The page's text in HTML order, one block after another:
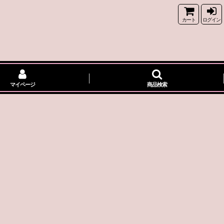
カート ログイン
マイページ 商品検索